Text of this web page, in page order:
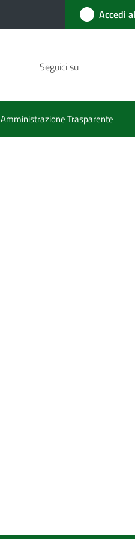
Accedi
Seguici su
Amministrazione Trasparente